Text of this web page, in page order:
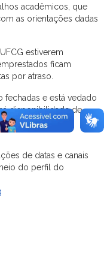
acadêmicos, que
as orientações dadas
estiverem
ficam
por atraso.
fechadas e está vedado
disponibilidade de
e tablet
de datas e canais
do perfil do